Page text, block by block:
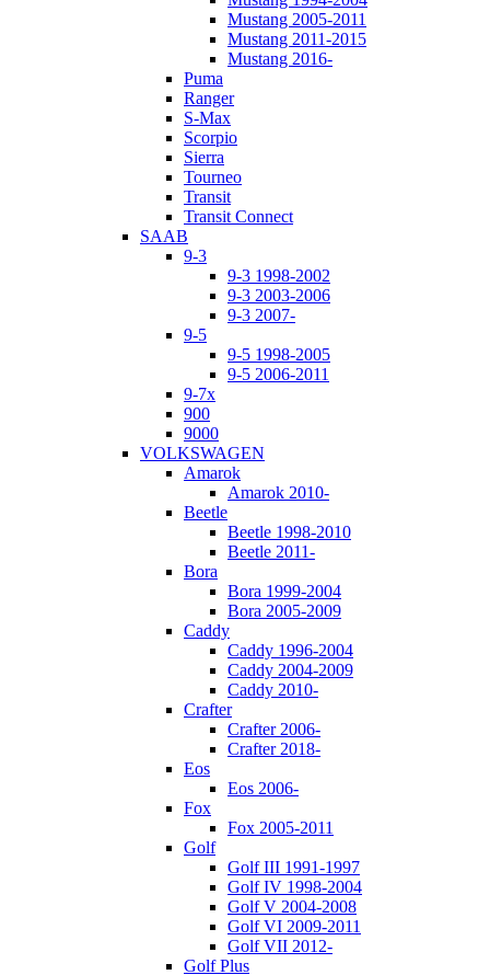
Mustang 2005-2011
Mustang 2011-2015
Mustang 2016-
Puma
Ranger
S-Max
Scorpio
Sierra
Tourneo
Transit
Transit Connect
SAAB
9-3
9-3 1998-2002
9-3 2003-2006
9-3 2007-
9-5
9-5 1998-2005
9-5 2006-2011
9-7x
900
9000
VOLKSWAGEN
Amarok
Amarok 2010-
Beetle
Beetle 1998-2010
Beetle 2011-
Bora
Bora 1999-2004
Bora 2005-2009
Caddy
Caddy 1996-2004
Caddy 2004-2009
Caddy 2010-
Crafter
Crafter 2006-
Crafter 2018-
Eos
Eos 2006-
Fox
Fox 2005-2011
Golf
Golf III 1991-1997
Golf IV 1998-2004
Golf V 2004-2008
Golf VI 2009-2011
Golf VII 2012-
Golf Plus